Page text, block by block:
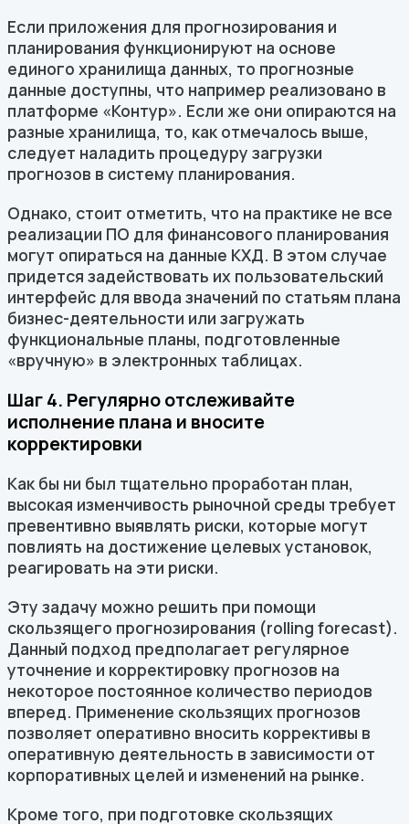
Если приложения для прогнозирования и
планирования функционируют на основе
единого хранилища данных, то прогнозные
данные доступны, что например реализовано в
платформе «Контур». Если же они опираются на
разные хранилища, то, как отмечалось выше,
следует наладить процедуру загрузки
прогнозов в систему планирования.
Однако, стоит отметить, что на практике не все
реализации ПО для финансового планирования
могут опираться на данные КХД. В этом случае
придется задействовать их пользовательский
интерфейс для ввода значений по статьям плана
бизнес-деятельности или загружать
функциональные планы, подготовленные
«вручную» в электронных таблицах.
Шаг 4. Регулярно отслеживайте
исполнение плана и вносите
корректировки
Как бы ни был тщательно проработан план,
высокая изменчивость рыночной среды требует
превентивно выявлять риски, которые могут
повлиять на достижение целевых установок,
реагировать на эти риски.
Эту задачу можно решить при помощи
скользящего прогнозирования (rolling forecast).
Данный подход предполагает регулярное
уточнение и корректировку прогнозов на
некоторое постоянное количество периодов
вперед. Применение скользящих прогнозов
позволяет оперативно вносить коррективы в
оперативную деятельность в зависимости от
корпоративных целей и изменений на рынке.
Кроме того, при подготовке скользящих